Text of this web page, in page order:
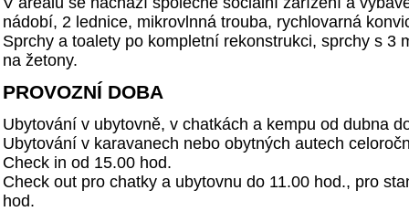
nádobí, 2 lednice, mikrovlnná trouba, rychlovarná
Sprchy a toalety po kompletní rekonstrukci, sprchy s 3
na žetony.
PROVOZNÍ DOBA
Ubytování v ubytovně, v chatkách a kempu od dubna
Ubytování v karavanech nebo obytných autech
Check in od 15.00 hod.
Check out pro chatky a ubytovnu do 11.00 hod., pro
hod.